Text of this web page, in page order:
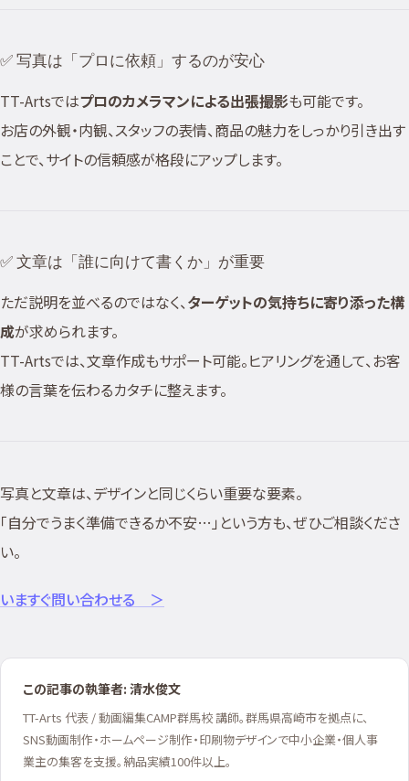
✅ 写真は「プロに依頼」するのが安心
TT-Artsではプロのカメラマンによる出張撮影も可能です。
お店の外観・内観、スタッフの表情、商品の魅力をしっかり引き出す
ことで、サイトの信頼感が格段にアップします。
✅ 文章は「誰に向けて書くか」が重要
ただ説明を並べるのではなく、ターゲットの気持ちに寄り添った構
成が求められます。
TT-Artsでは、文章作成もサポート可能。ヒアリングを通して、お客
様の言葉を伝わるカタチに整えます。
写真と文章は、デザインと同じくらい重要な要素。
「自分でうまく準備できるか不安…」という方も、ぜひご相談くださ
い。
いますぐ問い合わせる ＞
この記事の執筆者: 清水俊文
TT-Arts 代表 / 動画編集CAMP群馬校 講師。群馬県高崎市を拠点に、
SNS動画制作・ホームページ制作・印刷物デザインで中小企業・個人事
業主の集客を支援。納品実績100件以上。